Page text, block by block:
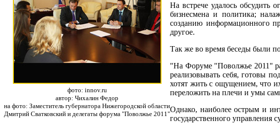
фото: innov.ru
автор: Чихалин Федор
на фото: Заместитель губернатора Нижегородской области
Дмитрий Сватковский и делегаты форума "Поволжье 2011"
На встрече удалось обсудить
бизнесмена и политика;
созданию информационного
другое.
Так же во время беседы были
"На Форуме "Поволжье 2011"
реализовывать себя, готовы
хотят жить с ощущением, что
переложить на плечи и умы
Однако, наиболее острым и
государственного